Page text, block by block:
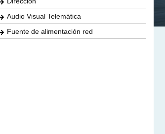
Audio Visual Telemática
Fuente de alimentación red